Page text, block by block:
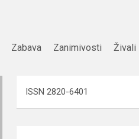
Zabava Zanimivosti Živali
ISSN 2820-6401